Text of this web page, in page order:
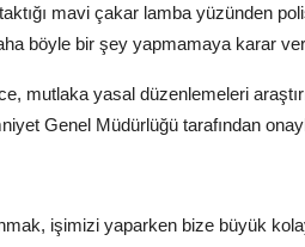
mavi çakar lamba yüzünden
böyle bir şey yapmamaya karar
mutlaka yasal düzenlemeleri
Genel Müdürlüğü tarafından
işimizi yaparken bize büyük